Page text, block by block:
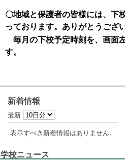
〇地域と保護者の皆様には、下
っております。ありがとうござ
毎月の下校予定時刻を、画面
す。
新着情報
最新
表示すべき新着情報はありません。
学校ニュース